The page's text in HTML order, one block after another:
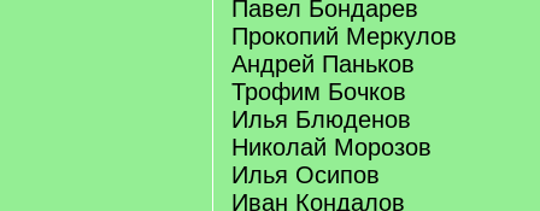
Павел Бондарев
Прокопий Меркулов
Андрей Паньков
Трофим Бочков
Илья Блюденов
Николай Морозов
Илья Осипов
Иван Кондалов